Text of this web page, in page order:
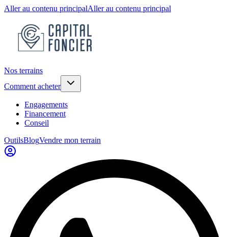
Aller au contenu principalAller au contenu principal
Nos terrains
Comment acheter
Engagements
Financement
Conseil
OutilsBlogVendre mon terrain